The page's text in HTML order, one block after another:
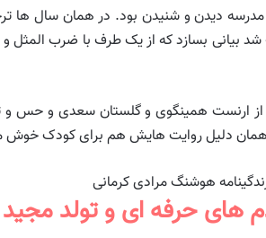
مدرسه دیدن و شنیدن بود. در همان سال
بیانی بسازد که از یک طرف با ضرب المثل
از ارنست همینگوی و گلستان سعدی و حس و
همان دلیل روایت هایش هم برای کودک
های حرفه ای و تولد مجید